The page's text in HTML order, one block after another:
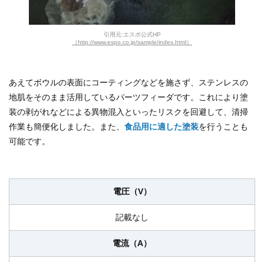
引用元:エスポ公式HP
（http://www.espo.co.jp/sample/index.html）
あえてボウルの表面にコーティングなどを施さず、ステンレスの
地肌をそのまま活用しているパーツフィーダです。これにより塗
装の剥がれなどによる異物混入といったリスクを回避して、清掃
作業も簡便化しました。また、 食品用に適した塗装を行うことも
可能です。
電圧（V）
記載なし
電流（A）